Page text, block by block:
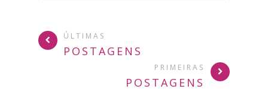
ÚLTIMAS
POSTAGENS
PRIMEIRAS
POSTAGENS